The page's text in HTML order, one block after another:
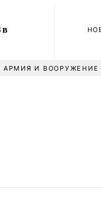
в
АРМИЯ И ВООРУЖЕНИЕ